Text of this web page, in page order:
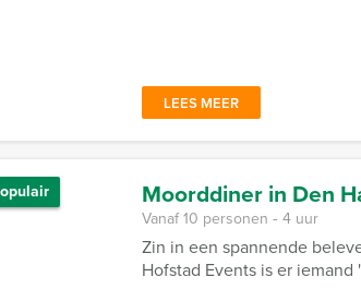
LEES MEER
Moorddiner in Den
Vanaf 10 personen ‐ 4 uur
Zin in een spannende
Hofstad Events is er